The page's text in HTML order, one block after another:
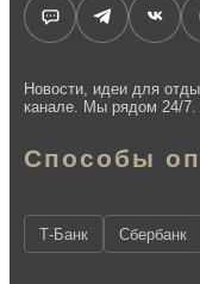
Способы
Т-Банк Сбербанк
Новости, идеи для
канале. Мы рядом 24/7.